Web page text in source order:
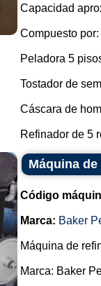
Capacidad
Compuesto por:
Peladora 5
Tostador de
Cáscara de
Refinador de 5
Máquina
Código
Marca: Baker
Máquina de
Marca: Baker